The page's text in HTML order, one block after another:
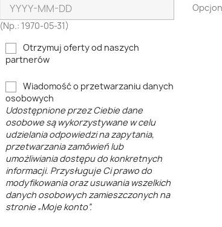
(Np.: 1970-05-31)
Otrzymuj oferty od naszych
partnerów
Wiadomość o przetwarzaniu danych
osobowych
Udostępnione przez Ciebie dane
osobowe są wykorzystywane w celu
udzielania odpowiedzi na zapytania,
przetwarzania zamówień lub
umożliwiania dostępu do konkretnych
informacji. Przysługuje Ci prawo do
modyfikowania oraz usuwania wszelkich
danych osobowych zamieszczonych na
stronie „Moje konto”.